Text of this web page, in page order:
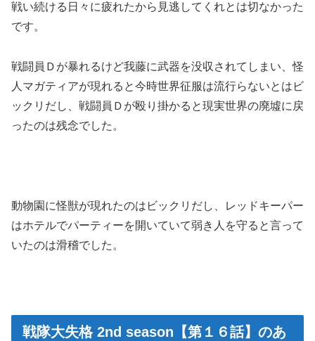
戦い続ける日々に疲れたから見逃してくれとは切なかった
です。
戦闘員Ｄが暴れるけど我藤に武器を没収されてしまい、怪
人マガティアが現れると今時世界征服は流行らないとはビ
ックリだし、戦闘員Ｄが殴り掛かると現実世界の廃墟に戻
ったのは残念でした。
動物園に怪獣が現れたのはビックリだし、レッドキーパー
はホテルでパーティーを開いていて弱き人を守ると言って
いたのは滑稽でした。
戦隊大失格 2nd season【第１６話】のあ